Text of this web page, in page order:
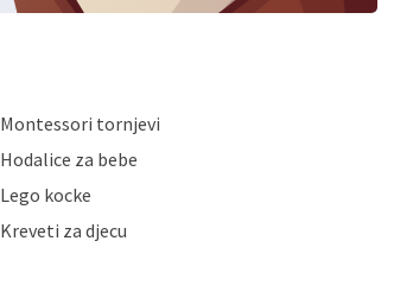
Montessori tornjevi
Hodalice za bebe
Lego kocke
Kreveti za djecu